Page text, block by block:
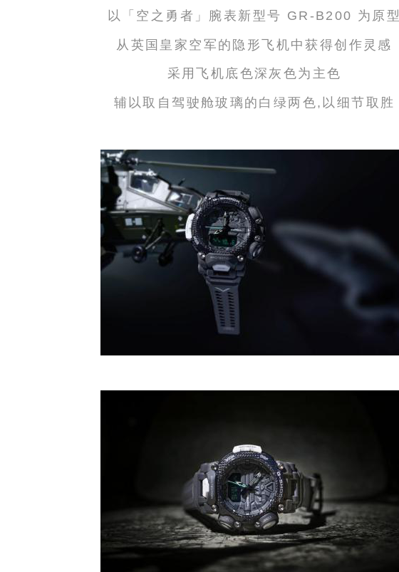
以「空之勇者」腕表新型号 GR-B200 为原型
从英国皇家空军的隐形飞机中获得创作灵感
采用飞机底色深灰色为主色
辅以取自驾驶舱玻璃的白绿两色,以细节取胜